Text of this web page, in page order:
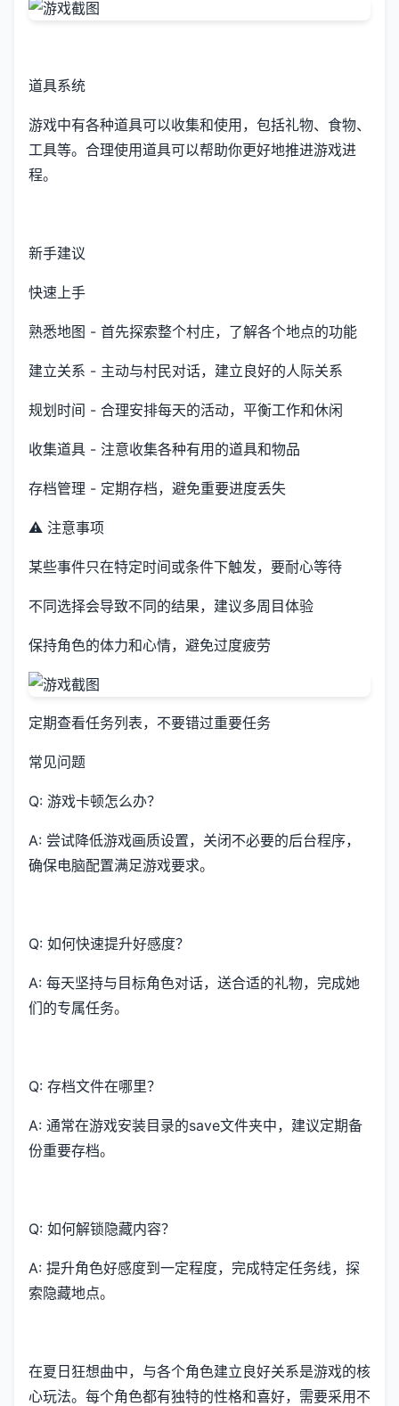
道具系统
游戏中有各种道具可以收集和使用，包括礼物、食物、
工具等。合理使用道具可以帮助你更好地推进游戏进
程。
新手建议
快速上手
熟悉地图 - 首先探索整个村庄，了解各个地点的功能
建立关系 - 主动与村民对话，建立良好的人际关系
规划时间 - 合理安排每天的活动，平衡工作和休闲
收集道具 - 注意收集各种有用的道具和物品
存档管理 - 定期存档，避免重要进度丢失
⚠️ 注意事项
某些事件只在特定时间或条件下触发，要耐心等待
不同选择会导致不同的结果，建议多周目体验
保持角色的体力和心情，避免过度疲劳
定期查看任务列表，不要错过重要任务
常见问题
Q: 游戏卡顿怎么办？
A: 尝试降低游戏画质设置，关闭不必要的后台程序，
确保电脑配置满足游戏要求。
Q: 如何快速提升好感度？
A: 每天坚持与目标角色对话，送合适的礼物，完成她
们的专属任务。
Q: 存档文件在哪里？
A: 通常在游戏安装目录的save文件夹中，建议定期备
份重要存档。
Q: 如何解锁隐藏内容？
A: 提升角色好感度到一定程度，完成特定任务线，探
索隐藏地点。
在夏日狂想曲中，与各个角色建立良好关系是游戏的核
心玩法。每个角色都有独特的性格和喜好，需要采用不